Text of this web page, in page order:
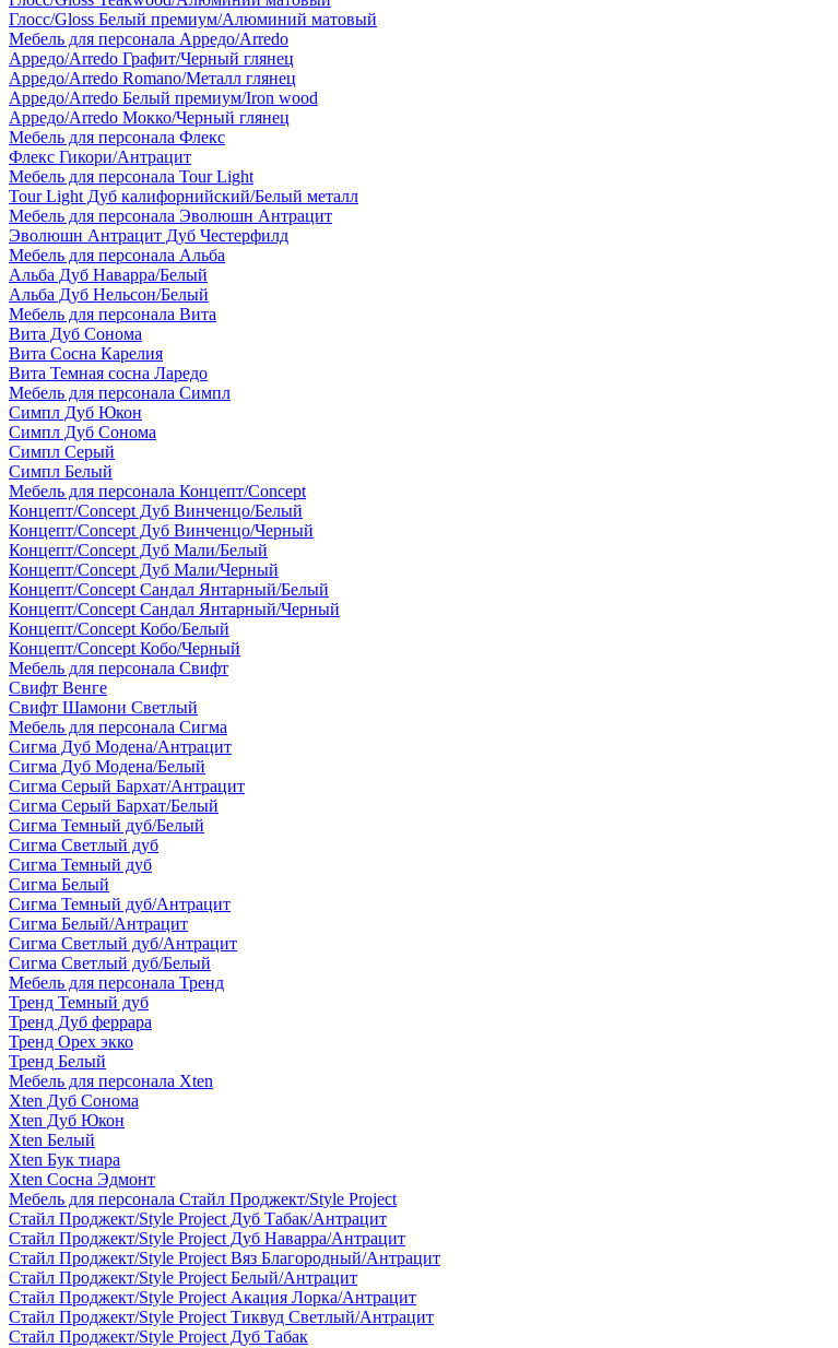
Глосс/Gloss Белый премиум/Алюминий матовый
Мебель для персонала Арредо/Arredo
Арредо/Arredo Графит/Черный глянец
Арредо/Arredo Romano/Металл глянец
Арредо/Arredo Белый премиум/Iron wood
Арредо/Arredo Мокко/Черный глянец
Мебель для персонала Флекс
Флекс Гикори/Антрацит
Мебель для персонала Tour Light
Tour Light Дуб калифорнийский/Белый металл
Мебель для персонала Эволюшн Антрацит
Эволюшн Антрацит Дуб Честерфилд
Мебель для персонала Альба
Альба Дуб Наварра/Белый
Альба Дуб Нельсон/Белый
Мебель для персонала Вита
Вита Дуб Сонома
Вита Сосна Карелия
Вита Темная сосна Ларедо
Мебель для персонала Симпл
Симпл Дуб Юкон
Симпл Дуб Сонома
Симпл Серый
Симпл Белый
Мебель для персонала Концепт/Concept
Концепт/Concept Дуб Винченцо/Белый
Концепт/Concept Дуб Винченцо/Черный
Концепт/Concept Дуб Мали/Белый
Концепт/Concept Дуб Мали/Черный
Концепт/Concept Сандал Янтарный/Белый
Концепт/Concept Сандал Янтарный/Черный
Концепт/Concept Кобо/Белый
Концепт/Concept Кобо/Черный
Мебель для персонала Свифт
Свифт Венге
Свифт Шамони Светлый
Мебель для персонала Сигма
Сигма Дуб Модена/Антрацит
Сигма Дуб Модена/Белый
Сигма Серый Бархат/Антрацит
Сигма Серый Бархат/Белый
Сигма Темный дуб/Белый
Сигма Светлый дуб
Сигма Темный дуб
Сигма Белый
Сигма Темный дуб/Антрацит
Сигма Белый/Антрацит
Сигма Светлый дуб/Антрацит
Сигма Светлый дуб/Белый
Мебель для персонала Тренд
Тренд Темный дуб
Тренд Дуб феррара
Тренд Орех экко
Тренд Белый
Мебель для персонала Xten
Xten Дуб Сонома
Xten Дуб Юкон
Xten Белый
Xten Бук тиара
Xten Сосна Эдмонт
Мебель для персонала Стайл Проджект/Style Project
Стайл Проджект/Style Project Дуб Табак/Антрацит
Стайл Проджект/Style Project Дуб Наварра/Антрацит
Стайл Проджект/Style Project Вяз Благородный/Антрацит
Стайл Проджект/Style Project Белый/Антрацит
Стайл Проджект/Style Project Акация Лорка/Антрацит
Стайл Проджект/Style Project Тиквуд Светлый/Антрацит
Стайл Проджект/Style Project Дуб Табак